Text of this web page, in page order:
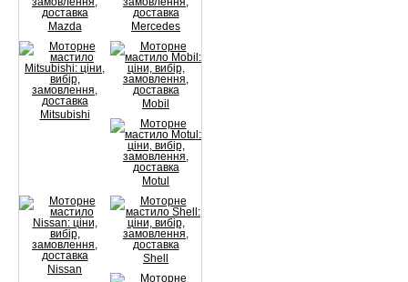
Mazda Mercedes
Mitsubishi
Mobil
Motul
Nissan
Shell